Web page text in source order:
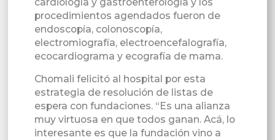
procedimientos agendados fueron de
endoscopía, colonoscopía,
electromiografía, electroencefalografía,
ecocardiograma y ecografía de mama.
Chomali felicitó al hospital por esta
estrategia de resolución de listas de
espera con fundaciones. “Es una alianza
muy virtuosa en que todos ganan. Acá, lo
interesante es que la fundación vino a